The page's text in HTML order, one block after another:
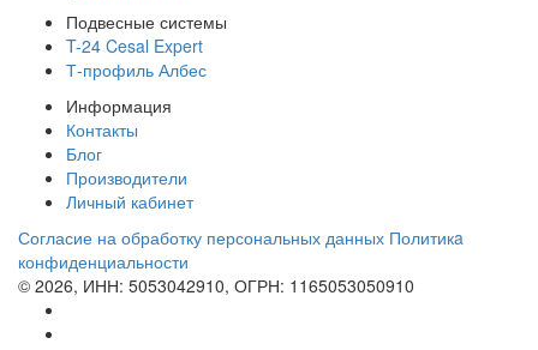
Подвесные системы
T-24 Cesal Expert
Т-профиль Албес
Информация
Контакты
Блог
Производители
Личный кабинет
Согласие на обработку персональных данных Политикa
конфиденциальности
© 2026, ИНН: 5053042910, ОГРН: 1165053050910